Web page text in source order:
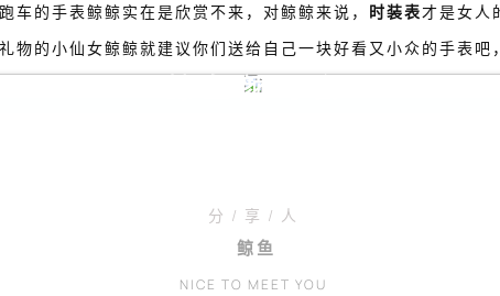
的手表鲸鲸实在是欣赏不来，对鲸鲸来说， 时装表才是女人
的小仙女鲸鲸就建议你们送给自己一块好看又小众的手表吧
鲸 鱼 颜 习 会
分 / 享 / 人
鲸鱼
NICE TO MEET YOU